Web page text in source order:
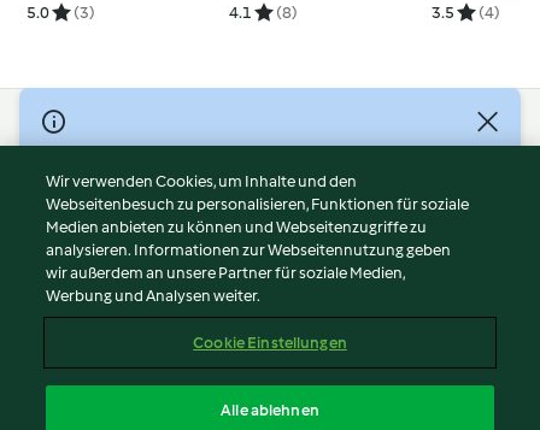
et aux noix
5.0 (3) 4.1 (8)
et fruits
3.5 (4)
© Copyright 2026
Nutzungsbedingungen
Datenschutzrichtlinien
Disclaimer
Impressum
Cookies
Abo kündigen
Wir verwenden Cookies, um Inhalte und den
Webseitenbesuch zu personalisieren, Funktionen für soziale
Medien anbieten zu können und Webseitenzugriffe zu
analysieren. Informationen zur Webseitennutzung geben
wir außerdem an unsere Partner für soziale Medien,
Werbung und Analysen weiter.
Cookie Einstellungen
Alle ablehnen